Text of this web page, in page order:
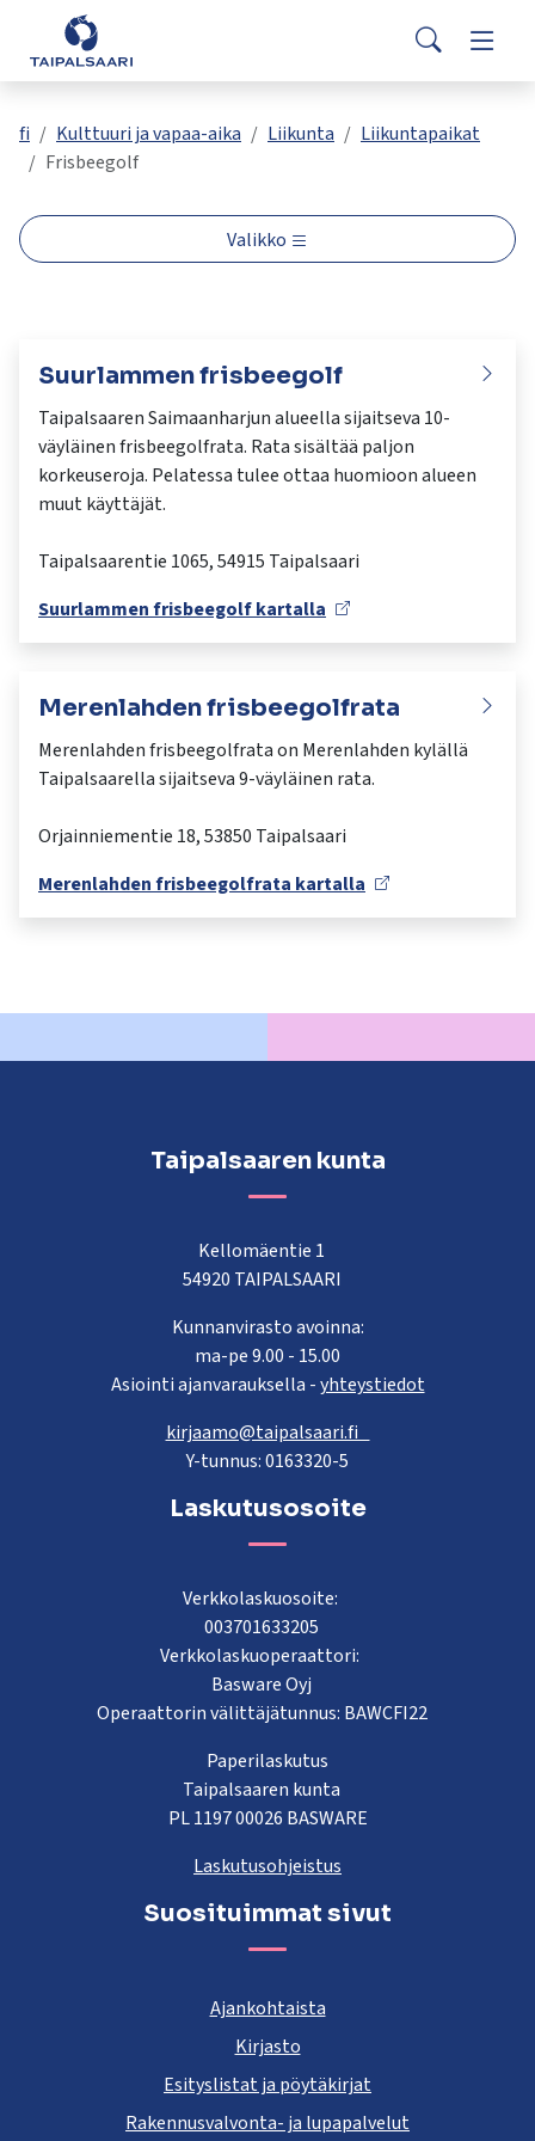
Siirry pääsisältöön
Palaute
Yhteystiedot
Search
Valitse
oleva
tulos
ja
alasnuolilla.
painamalla
Kosketuslaitteiden
käyttäjät
voivat
käyttää
pyyhkäisyliikkeitä.
Asuminen ja rakentaminen
Opetus ja kasvatus
Hyvinvointi ja terveys
Työ ja yrittäminen
fi Kulttuuri ja vapaa-aika Liikunta
Liikuntapaikat
Frisbeegolf
Valikko
Suurlammen frisbeegolf
Taipalsaaren Saimaanharjun alueella sijaitseva 10-
väyläinen frisbeegolfrata. Rata sisältää paljon
korkeuseroja. Pelatessa tulee ottaa huomioon alueen
muut käyttäjät.
Taipalsaarentie 1065, 54915 Taipalsaari
Suurlammen frisbeegolf kartalla
Merenlahden frisbeegolfrata
Merenlahden frisbeegolfrata on Merenlahden kylällä
Taipalsaarella sijaitseva 9-väyläinen rata.
Orjainniementie 18, 53850 Taipalsaari
Merenlahden frisbeegolfrata kartalla
Taipalsaaren kunta
Kellomäentie 1
54920 TAIPALSAARI
Kunnanvirasto avoinna:
ma-pe 9.00 - 15.00
Asiointi ajanvarauksella -yhteystiedot
kirjaamo@taipalsaari.fi
Y-tunnus: 0163320-5
Laskutusosoite
Verkkolaskuosoite:
003701633205
Verkkolaskuoperaattori:
Basware Oyj
Operaattorin välittäjätunnus: BAWCFI22
Paperilaskutus
Taipalsaaren kunta
PL 1197 00026 BASWARE
Laskutusohjeistus
Suosituimmat sivut
Ajankohtaista
Kirjasto
Esityslistat ja pöytäkirjat
Rakennusvalvonta- ja lupapalvelut